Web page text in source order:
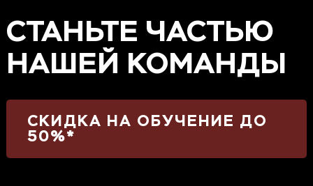
СТАНЬТЕ ЧАСТЬЮ
НАШЕЙ КОМАНДЫ
СКИДКА НА ОБУЧЕНИЕ ДО
50%*